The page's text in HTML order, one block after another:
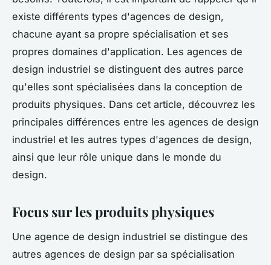
existe différents types d'agences de design,
chacune ayant sa propre spécialisation et ses
propres domaines d'application. Les agences de
design industriel se distinguent des autres parce
qu'elles sont spécialisées dans la conception de
produits physiques. Dans cet article, découvrez les
principales différences entre les agences de design
industriel et les autres types d'agences de design,
ainsi que leur rôle unique dans le monde du
design.
Focus sur les produits physiques
Une agence de design industriel se distingue des
autres agences de design par sa spécialisation